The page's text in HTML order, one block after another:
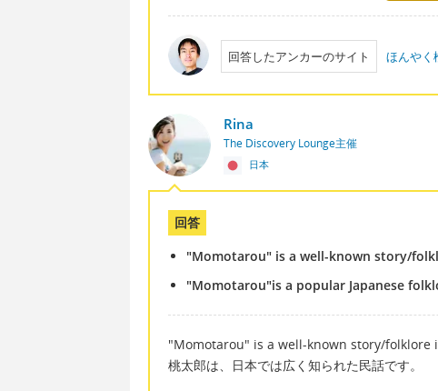
回答したアンカーのサイト ほんやく
Rina
The Discovery Lounge主催
日本
回答
"Momotarou" is a well-known story/
"Momotarou"is a popular Japanese
"Momotarou" is a well-known story/folklore
桃太郎は、日本では広く知られた民話です。